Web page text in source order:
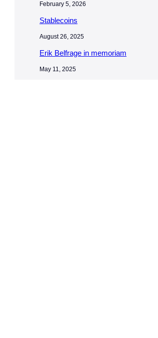
February 5, 2026
Stablecoins
August 26, 2025
Erik Belfrage in memoriam
May 11, 2025